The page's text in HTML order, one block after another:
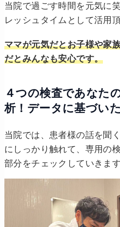
当院で過ごす時間を元気に
レッシュタイムとして活用
ママが元気だとお子様や家
だとみんなも安心です。
４つの検査であなた
析！データに基づい
当院では、患者様の話を聞
にしっかり触れて、専用の
部分をチェックしていきます